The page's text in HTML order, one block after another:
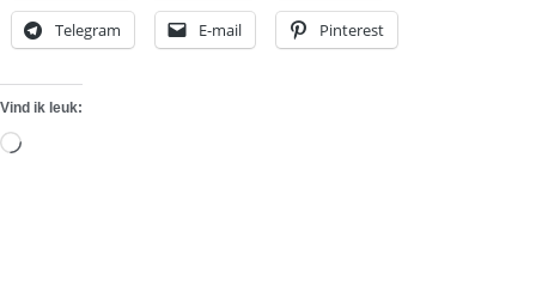
Telegram E-mail Pinterest
Vind ik leuk:
Aan